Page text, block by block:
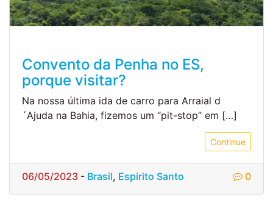
Convento da Penha no ES,
porque visitar?
Na nossa última ida de carro para Arraial d
´Ajuda na Bahia, fizemos um “pit-stop” em […]
Continue
06/05/2023 - Brasil, Espirito Santo 0